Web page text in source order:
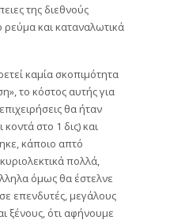
της διεθνούς
ρεύμα και καταναλωτικά
καμία σκοπιμότητα
το κόστος αυτής για
θα ήταν
στο 1 δις) και
κάποιο απτό
πολλά,
όμως θα έστελνε
επενδυτές, μεγάλους
ξένους, ότι αφήνουμε